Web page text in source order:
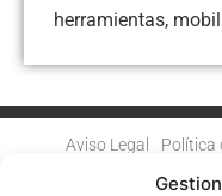
herramientas,
Aviso Legal Política